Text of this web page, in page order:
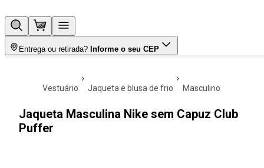
Entrega ou retirada? Informe o seu CEP
vestuário jaqueta e blusa de frio masculino
Jaqueta Masculina Nike sem Capuz Club
Puffer